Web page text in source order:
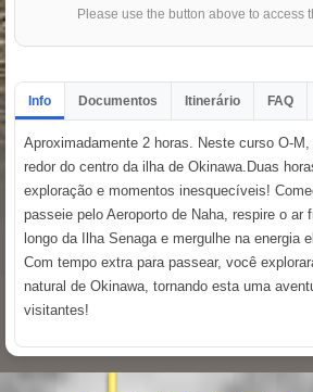
Please use the button above to access
Info Documentos Itinerário FAQ
Aproximadamente 2 horas. Neste curso O-
redor do centro da ilha de Okinawa.Duas
exploração e momentos inesquecíveis!
passeie pelo Aeroporto de Naha, respire o ar
longo da Ilha Senaga e mergulhe na energia
Com tempo extra para passear, você
natural de Okinawa, tornando esta uma
visitantes!